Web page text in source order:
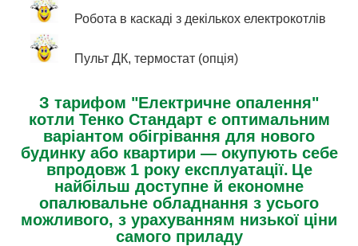
Робота в каскаді з декількох електрокотлів
Пульт ДК, термостат (опція)
З тарифом "Електричне опалення"
котли Тенко Стандарт є оптимальним
варіантом обігрівання для нового
будинку або квартири — окупують себе
впродовж 1 року експлуатації. Це
найбільш доступне й економне
опалювальне обладнання з усього
можливого, з урахуванням низької ціни
самого приладу